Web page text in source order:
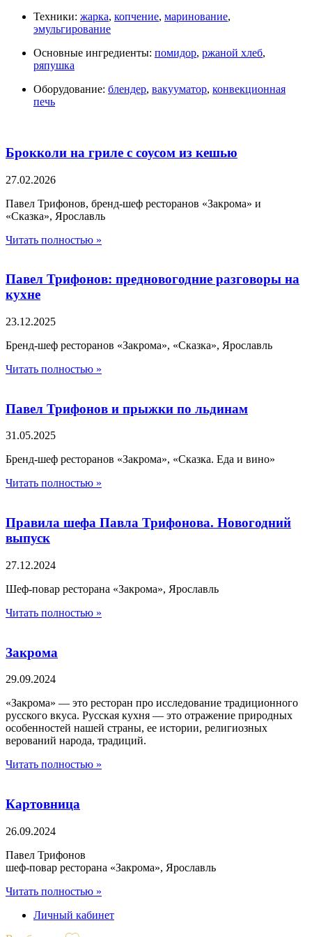
Техники: жарка, копчение, маринование,
эмульгирование
Основные ингредиенты: помидор, ржаной хлеб,
ряпушка
Оборудование: блендер, вакууматор, конвекционная
печь
Брокколи на гриле с соусом из кешью
27.02.2026
Павел Трифонов, бренд-шеф ресторанов «Закрома» и
«Сказка», Ярославль
Читать полностью »
Павел Трифонов: предновогодние разговоры на
кухне
23.12.2025
Бренд-шеф ресторанов «Закрома», «Сказка», Ярославль
Читать полностью »
Павел Трифонов и прыжки по льдинам
31.05.2025
Бренд-шеф ресторанов «Закрома», «Сказка. Еда и вино»
Читать полностью »
Правила шефа Павла Трифонова. Новогодний
выпуск
27.12.2024
Шеф-повар ресторана «Закрома», Ярославль
Читать полностью »
Закрома
29.09.2024
«Закрома» — это ресторан про исследование традиционного
русского вкуса. Русская кухня — это отражение природных
особенностей нашей страны, ее истории, религиозных
верований народа, традиций.
Читать полностью »
Картовница
26.09.2024
Павел Трифонов
шеф-повар ресторана «Закрома», Ярославль
Читать полностью »
Личный кабинет